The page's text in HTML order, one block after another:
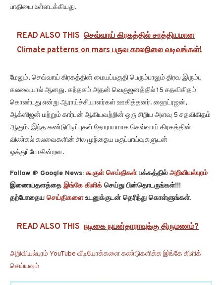
பாதியை உள்ளடக்கியது.
READ ALSO THIS செவ்வாய் கிரகத்தில் சாத்தியமான
Climate patterns on mars பருவ காலநிலை வடிவங்கள்!
மேலும், செவ்வாய் கிரகத்தின் மையப்பகுதி பெரும்பாலும் திரவ இரும்பு
கலவையால் ஆனது. கந்தகம் அதன் வெகுஜனத்தில் 15 சதவிகிதம்
கொண்டது என்று ஆராய்ச்சியாளர்கள் ஊகித்தனர். ஹைட்ரஜன்,
ஆக்ஸிஜன் மற்றும் கார்பன் ஆகியவற்றின் ஒரு சிறிய அளவு 5 சதவிகிதம்
ஆகும். இந்த கண்டுபிடிப்புகள் தோராயமாக செவ்வாய் கிரகத்தின்
விண்கல் கலவைகளின் சில முந்தைய பகுப்பாய்வுகளுடன்
ஒத்துப்போகின்றன.
Follow @ Google News: கூகுள் செய்திகள்பக்கத்தில் அறிவியல்புரம்
இணையதளத்தை இங்கே கிளிக் செய்து பின்தொடருங்கள்!!!
தற்போதைய செய்திகளைஉடனுக்குடன் தெரிந்து கொள்ளுங்கள்.
READ ALSO THIS நடிகை நயன்தாராவுக்கு திருமணம்?
அறிவியல்புரம் YouTube வீடியோக்களை கண்டுகளிக்க இங்கே கிளிக்
செய்யவும்